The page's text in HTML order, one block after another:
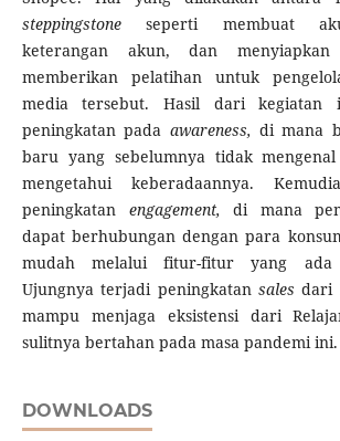
steppingstoneseperti membuat
keterangan akun, dan
memberikan pelatihan untuk
media tersebut. Hasil dari kegiatan
peningkatan pada awareness, di mana
baru yang sebelumnya tidak
mengetahui keberadaannya.
peningkatanengagement,di mana
dapat berhubungan dengan para
mudah melalui fitur-fitur yang ada
Ujungnya terjadi peningkatan salesdari
mampu menjaga eksistensi dari
sulitnya bertahan pada masa pandemi ini.
DOWNLOADS